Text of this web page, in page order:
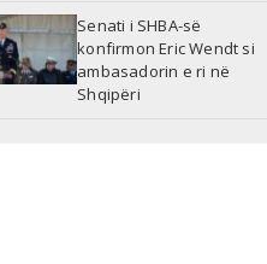
Senati i SHBA-së
konfirmon Eric Wendt si
ambasadorin e ri në
Shqipëri